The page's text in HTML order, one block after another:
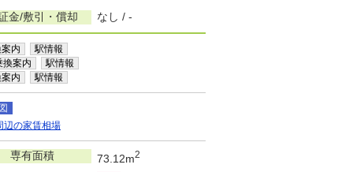
金/敷引・償却 なし / -
内
駅情報
換案内
駅情報
内
駅情報
辺の家賃相場
専有面積 73.12m2